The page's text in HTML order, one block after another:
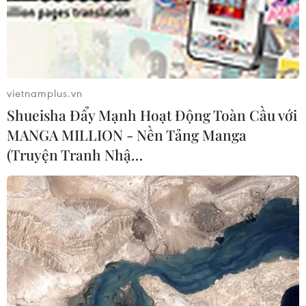
02/08/2026 04:00
Israel nâng mức cảnh báo trước khả
năng Mỹ tấn công Iran
Xem thêm
CƠ QUAN CHỦ QUẢN: THÔNG TẤN XÃ VIỆT NAM
Tổng Biên tập: TRẦN TIẾN DUẨN
Phó Tổng Biên tập: NGUYỄN THỊ TÁM, KHÚC THANH
vietnamplus.vn
Shueisha Đẩy Mạnh Hoạt Động Toàn Cầu với
MANGA MILLION - Nền Tảng Manga
(Truyện Tranh Nhậ…